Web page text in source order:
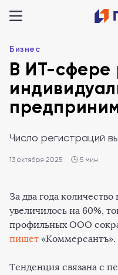
Бизнес
В ИТ-сфере
Число регистраций
13 октября 2025 🕒 5 мин
За два года
увеличилось на 60%,
профильных ООО
пишет «Коммерсантъ».
Тенденция связана с